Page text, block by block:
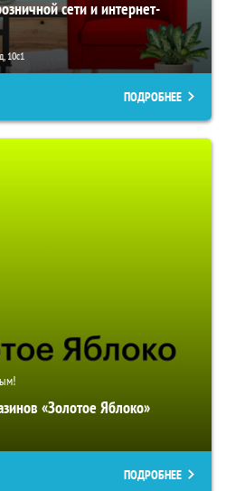
сети и интернет-
10с1
ПОДРОБНЕЕ
«Золотое Яблоко»
ПОДРОБНЕЕ